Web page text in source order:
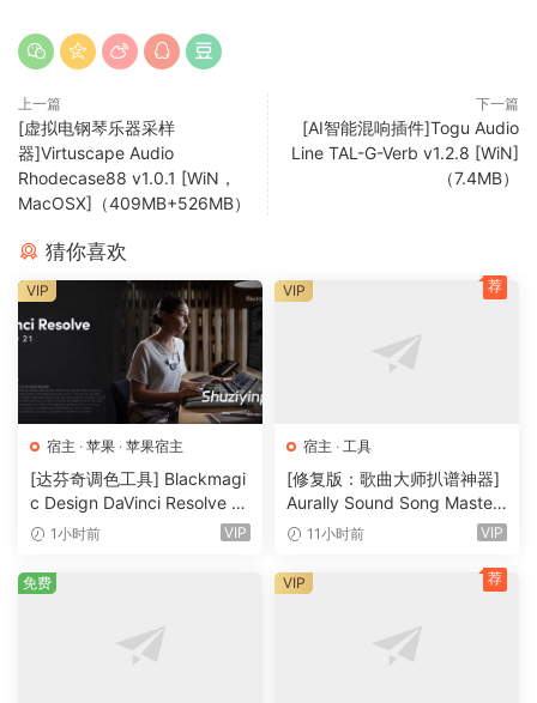
带有快照的高级交叉淡入淡出编辑器可改善您的编辑工作流程
女巫说，
* 您需要安装 R2R-WAIFU v1.8 或更高版本。
* 无需安装 CodeMeter。
* AxProtector 已解压。它加载速度更快，占
用内存更少，由于其反调试和资源保护，不存
在与第三方插件的 DRM 兼容性问题。
* 我们的 WAIFU 支持 3 个额外的许可证，用于
真正的专业扩展。您可以进行专业的海盗电
台。
* Protein 的模拟与我们之前的 MAGIX 版本一
样。
Post-production, mastering and broadcast
reliability, intuitive workflow and innovative editing tools
上一篇
[虚拟电钢琴乐器采样
器]Virtuscape Audio
Rhodecase88 v1.0.1 [WiN，
MacOSX]（409MB+526MB）
下一篇
[AI智能混响插件]Togu Audio
Line TAL-G-Verb v1.2.8 [WiN]
（7.4MB）
猜你喜欢
宿主 · 苹果 · 苹果宿主
[达芬奇调色工具] Blackmagi
c Design DaVinci Resolve St
udio 21.0.4 Multilingual [Ma
1小时前 VIP
VIP
宿主 · 工具
[修复版：歌曲大师扒谱神器]
Aurally Sound Song Master
PRO v5.0.02 REV 1 [WiN]
11小时前 VIP
VIP 荐
免费 VIP 荐